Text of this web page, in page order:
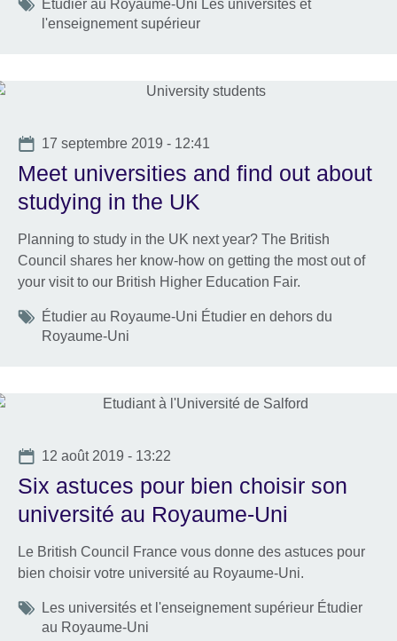
Tags
Étudier au Royaume-Uni Les universités et
l'enseignement supérieur
Date
17 septembre 2019 - 12:41
Meet universities and find out about
studying in the UK
Planning to study in the UK next year? The British
Council shares her know-how on getting the most out of
your visit to our British Higher Education Fair.
Tags
Étudier au Royaume-Uni Étudier en dehors du
Royaume-Uni
Date
12 août 2019 - 13:22
Six astuces pour bien choisir son
université au Royaume-Uni
Le British Council France vous donne des astuces pour
bien choisir votre université au Royaume-Uni.
Tags
Les universités et l'enseignement supérieur Étudier
au Royaume-Uni